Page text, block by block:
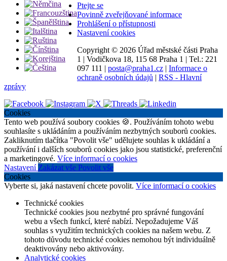
Ptejte se
Povinně zveřejňované informace
Prohlášení o přístupnosti
Nastavení cookies
Copyright © 2026 Úřad městské části Praha
1 | Vodičkova 18, 115 68 Praha 1 | Tel.: 221
097 111 | posta@praha1.cz | Informace o
ochraně osobních údajů | RSS - Hlavní
zprávy
Cookies
Tento web používá soubory cookies 🍪. Používáním tohoto webu
souhlasíte s ukládáním a používáním nezbytných souborů cookies.
Zakliknutím tlačítka "Povolit vše" udělujete souhlas k ukládání a
používání i dalších souborů cookies jako jsou statistické, preferenční
a marketingové. Více informací o cookies
Nastavení Zakázat vše Povolit vše
Cookies
Vyberte si, jaká nastavení chcete povolit. Více informací o cookies
Technické cookies
Technické cookies jsou nezbytné pro správné fungování
webu a všech funkcí, které nabízí. Nepožadujeme Váš
souhlas s využitím technických cookies na našem webu. Z
tohoto důvodu technické cookies nemohou být individuálně
deaktivovány nebo aktivovány.
Analytické cookies